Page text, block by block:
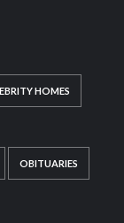
HOMES
OBITUARIES